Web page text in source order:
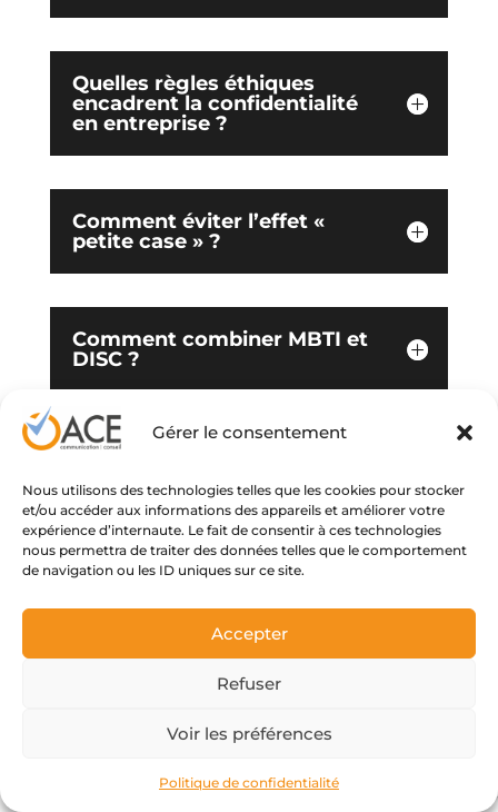
Gérer le consentement
Nous utilisons des technologies telles que les cookies pour stocker
et/ou accéder aux informations des appareils et améliorer votre
expérience d’internaute. Le fait de consentir à ces technologies
nous permettra de traiter des données telles que le comportement
de navigation ou les ID uniques sur ce site.
Accepter
Refuser
Voir les préférences
Politique de confidentialité
Quelles règles éthiques
encadrent la confidentialité
en entreprise ?
Comment éviter l’effet «
petite case » ?
Comment combiner MBTI et
DISC ?